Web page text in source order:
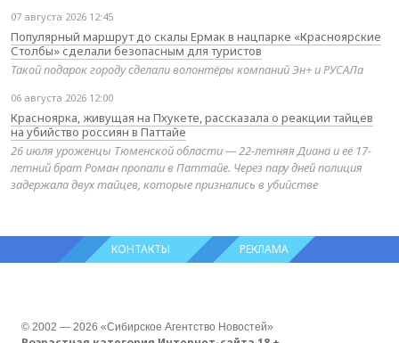
07 августа 2026 12:45
Популярный маршрут до скалы Ермак в нацпарке «Красноярские
Столбы» сделали безопасным для туристов
Такой подарок городу сделали волонтёры компаний Эн+ и РУСАЛа
06 августа 2026 12:00
Красноярка, живущая на Пхукете, рассказала о реакции тайцев
на убийство россиян в Паттайе
26 июля уроженцы Тюменской области — 22-летняя Диана и её 17-
летний брат Роман пропали в Паттайе. Через пару дней полиция
задержала двух тайцев, которые признались в убийстве
КОНТАКТЫ РЕКЛАМА
© 2002 — 2026 «Сибирское Агентство Новостей»